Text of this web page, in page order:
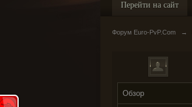
Перейти на сайт
Форум Euro-PvP.Com →
Обзор